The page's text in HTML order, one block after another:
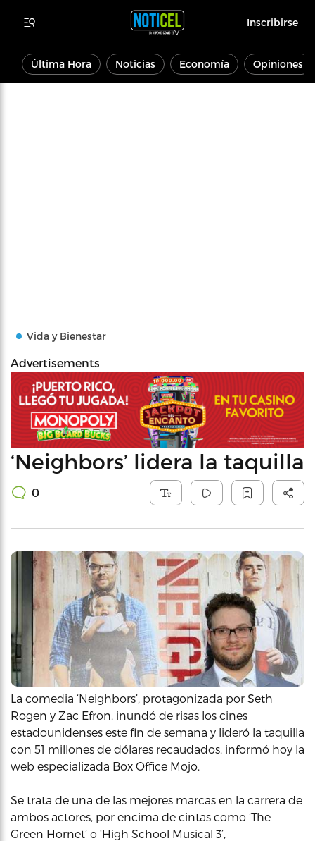
Inscribirse
Última Hora Noticias Economía Opiniones
Vida y Bienestar
Advertisements
‘Neighbors’ lidera la taquilla
0
La comedia ‘Neighbors’, protagonizada por Seth
Rogen y Zac Efron, inundó de risas los cines
estadounidenses este fin de semana y lideró la taquilla
con 51 millones de dólares recaudados, informó hoy la
web especializada Box Office Mojo.
Se trata de una de las mejores marcas en la carrera de
ambos actores, por encima de cintas como ‘The
Green Hornet’ o ‘High School Musical 3’,